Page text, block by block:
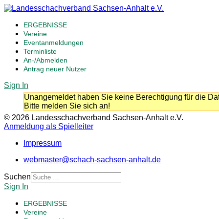
ERGEBNISSE
Vereine
Eventanmeldungen
Terminliste
An-/Abmelden
Antrag neuer Nutzer
Sign In
Unangemeldet haben Sie keine Berechtigung für die
Bitte melden Sie sich an!
© 2026 Landesschachverband Sachsen-Anhalt e.V.
Anmeldung als Spielleiter
Impressum
webmaster@schach-sachsen-anhalt.de
Suchen
Sign In
ERGEBNISSE
Vereine